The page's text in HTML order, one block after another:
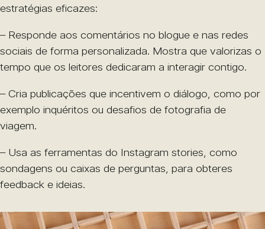
estratégias eficazes:
– Responde aos comentários no blogue e nas redes
sociais de forma personalizada. Mostra que valorizas o
tempo que os leitores dedicaram a interagir contigo.
– Cria publicações que incentivem o diálogo, como por
exemplo inquéritos ou desafios de fotografia de
viagem.
– Usa as ferramentas do Instagram stories, como
sondagens ou caixas de perguntas, para obteres
feedback e ideias.